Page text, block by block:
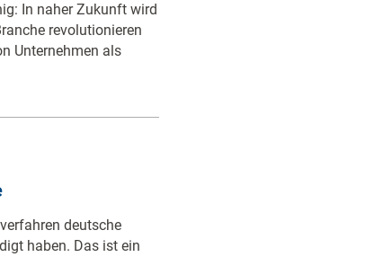
In naher Zukunft wird
revolutionieren
Unternehmen als
deutsche
haben. Das ist ein